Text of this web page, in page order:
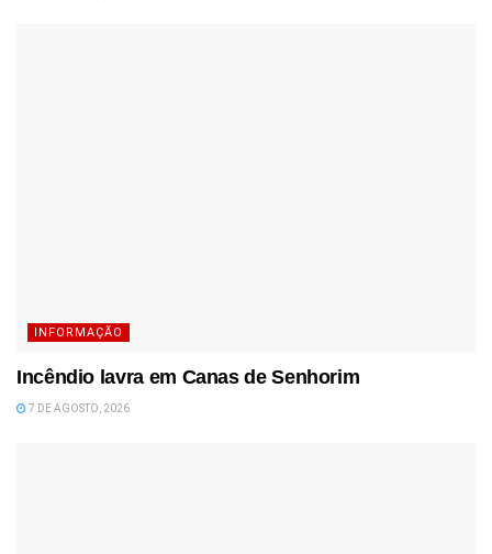
INFORMAÇÃO
Incêndio lavra em Canas de Senhorim
7 DE AGOSTO, 2026